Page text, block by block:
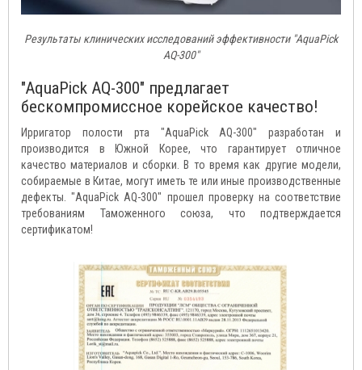
Результаты клинических исследований эффективности "AquaPick
AQ-300"
"AquaPick AQ-300" предлагает
бескомпромиссное корейское качество!
Ирригатор полости рта "AquaPick AQ-300" разработан и
производится в Южной Корее, что гарантирует отличное
качество материалов и сборки. В то время как другие модели,
собираемые в Китае, могут иметь те или иные производственные
дефекты. "AquaPick AQ-300" прошел проверку на соответствие
требованиям Таможенного союза, что подтверждается
сертификатом!